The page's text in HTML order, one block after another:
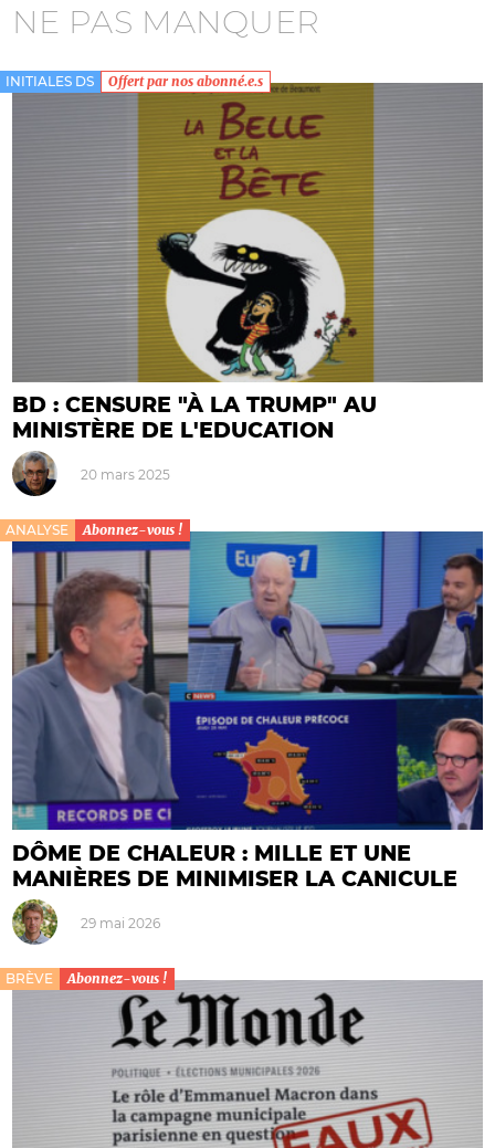
NE PAS MANQUER
INITIALES DS Offert par nos abonné.e.s
BD : CENSURE "À LA TRUMP" AU
MINISTÈRE DE L'EDUCATION
20 mars 2025
ANALYSE Abonnez-vous !
DÔME DE CHALEUR : MILLE ET UNE
MANIÈRES DE MINIMISER LA CANICULE
29 mai 2026
BRÈVE Abonnez-vous !